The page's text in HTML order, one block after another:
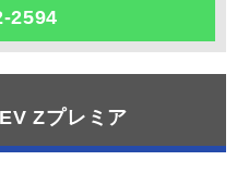
2594
Zプレミア